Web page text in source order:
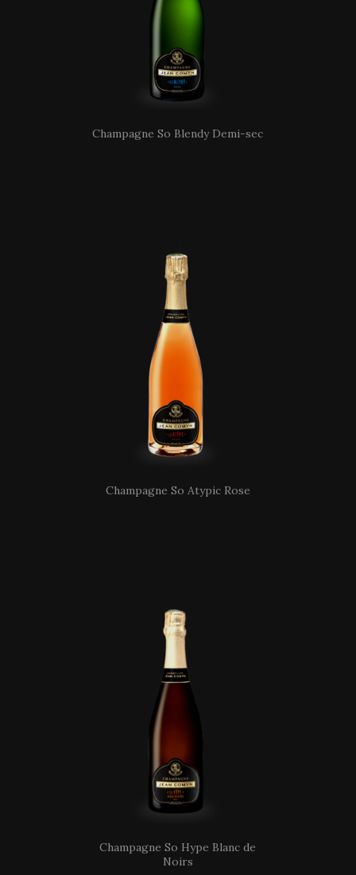
Champagne So Blendy Demi-sec
Champagne So Atypic Rose
Champagne So Hype Blanc de
Noirs